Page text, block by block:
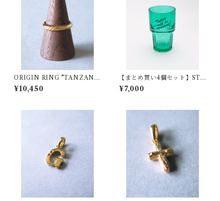
ORIGIN RING "TANZANI
A" SV925 (K18YGプレーティ
ング)
¥10,450
【まとめ買い4個セット】STR
OLL GARAGE Original Glas
s
¥7,000